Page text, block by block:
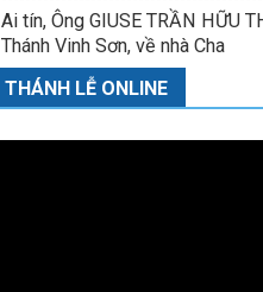
Ai tín, Ông GIUSE TRẦN HỮU
Thánh Vinh Sơn, về nhà Cha
THÁNH LỄ ONLINE